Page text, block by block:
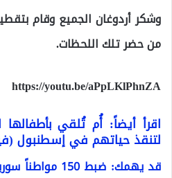
وشكر أردوغان الجميع وقام
من حضر تلك اللحظات.
https://youtu.be/aPpLKlPhnZA
اقرأ أيضاً: أُم تُلقي بأطفالها
لتنقذ حياتهم في إسطنبول
قد يهمك: ضبط